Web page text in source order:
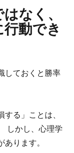
なく、
動でき
しておくと勝率
る」ことは、
しかし、心理学
ります。